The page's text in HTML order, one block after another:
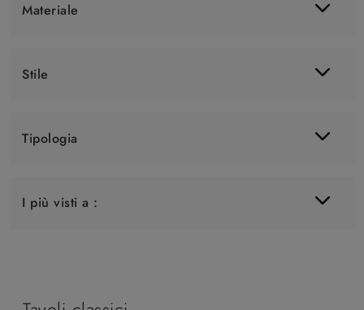
Materiale
Stile
Tipologia
I più visti a :